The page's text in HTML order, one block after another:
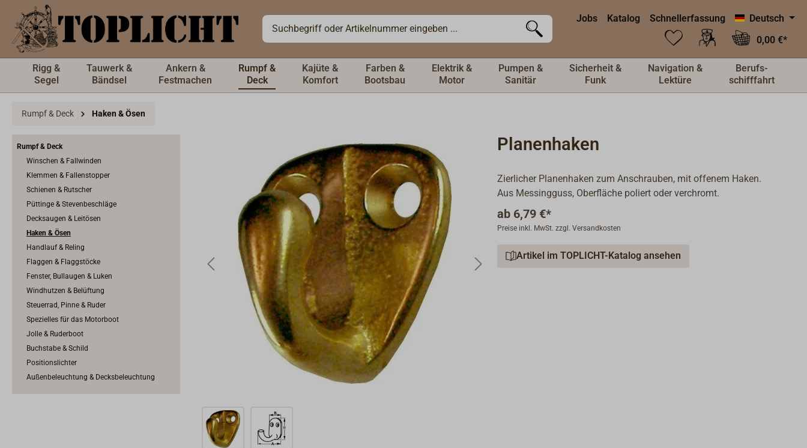
springen Jobs Katalog Schnellerfassung
Deutsch
0,00 €*
Rigg &
Segel
Tauwerk &
Bändsel
Ankern &
Festmachen
Rumpf &
Deck
Kajüte &
Komfort
Farben &
Bootsbau
Elektrik &
Motor
Pumpen &
Sanitär
Sicherheit &
Funk
Navigation &
Lektüre
Berufs-
schifffahrt
Rumpf & Deck Haken & Ösen
Rumpf & Deck
Winschen & Fallwinden
Klemmen & Fallenstopper
Schienen & Rutscher
Püttinge & Stevenbeschläge
Decksaugen & Leitösen
Haken & Ösen
Handlauf & Reling
Flaggen & Flaggstöcke
Fenster, Bullaugen & Luken
Windhutzen & Belüftung
Steuerrad, Pinne & Ruder
Spezielles für das Motorboot
Jolle & Ruderboot
Buchstabe & Schild
Positionslichter
Außenbeleuchtung & Decksbeleuchtung
Planenhaken
Zierlicher Planenhaken zum Anschrauben, mit offenem Haken.
Aus Messingguss, Oberfläche poliert oder verchromt.
ab 6,79 €*
Preise inkl. MwSt. zzgl. Versandkosten
Artikel im TOPLICHT-Katalog ansehen